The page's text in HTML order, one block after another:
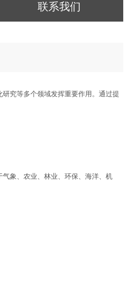
联系我们
究等多个领域发挥重要作用。通过提
象、农业、林业、环保、海洋、机